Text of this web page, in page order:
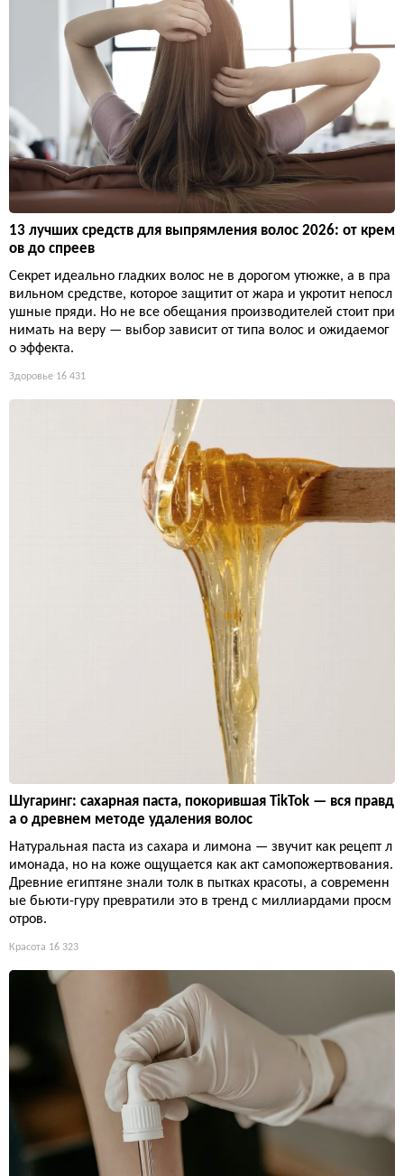
13 лучших средств для выпрямления волос 2026: от крем
ов до спреев
Секрет идеально гладких волос не в дорогом утюжке, а в пра
вильном средстве, которое защитит от жара и укротит непосл
ушные пряди. Но не все обещания производителей стоит при
нимать на веру — выбор зависит от типа волос и ожидаемог
о эффекта.
Здоровье 16 431
Шугаринг: сахарная паста, покорившая TikTok — вся правд
а о древнем методе удаления волос
Натуральная паста из сахара и лимона — звучит как рецепт л
имонада, но на коже ощущается как акт самопожертвования.
Древние египтяне знали толк в пытках красоты, а современн
ые бьюти-гуру превратили это в тренд с миллиардами просм
отров.
Красота 16 323